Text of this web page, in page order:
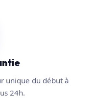
unique du début à
24h.